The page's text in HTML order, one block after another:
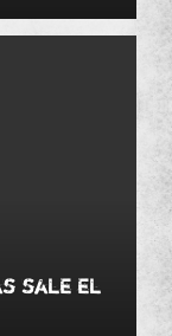
sale el